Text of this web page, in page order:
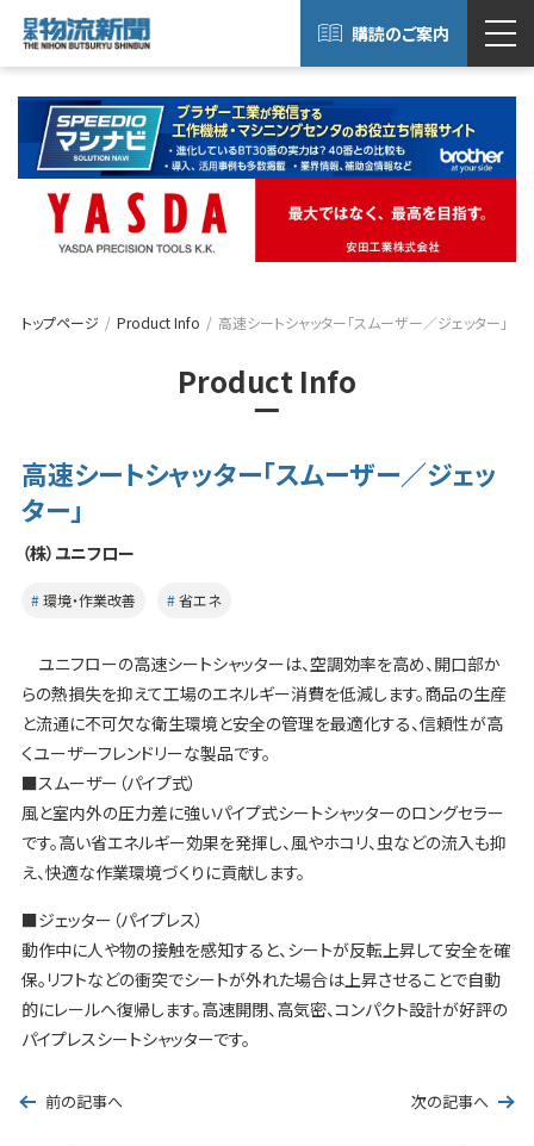
購読のご案内
トップページ Product Info 高速シートシャッター「スムーザー／ジェッター」
Product Info
高速シートシャッター「スムーザー／ジェッ
ター」
（株）ユニフロー
環境・作業改善 省エネ
ユニフローの高速シートシャッターは、空調効率を高め、開口部か
らの熱損失を抑えて工場のエネルギー消費を低減します。商品の生産
と流通に不可欠な衛生環境と安全の管理を最適化する、信頼性が高
くユーザーフレンドリーな製品です。
■スムーザー（パイプ式）
風と室内外の圧力差に強いパイプ式シートシャッターのロングセラー
です。高い省エネルギー効果を発揮し、風やホコリ、虫などの流入も抑
え、快適な作業環境づくりに貢献します。
■ジェッター（パイプレス）
動作中に人や物の接触を感知すると、シートが反転上昇して安全を確
保。リフトなどの衝突でシートが外れた場合は上昇させることで自動
的にレールへ復帰します。高速開閉、高気密、コンパクト設計が好評の
パイプレスシートシャッターです。
前の記事へ 次の記事へ